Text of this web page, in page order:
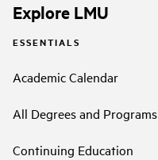
Explore LMU
ESSENTIALS
Academic Calendar
All Degrees and Programs
Continuing Education